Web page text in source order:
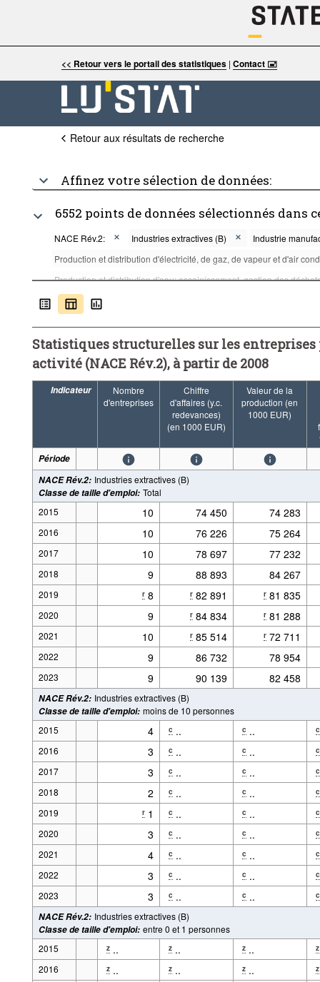
<< Retour vers le portail des statistiques |Contact 🖃
Retour aux résultats de recherche
Affinez votre sélection de données:
6552 points de données sélectionnés dans
NACE Rév.2: Industries extractives (B)
Industrie
Production et distribution d'électricité, de gaz, de vapeur et d'air
Production et distribution d'eau; assainissement, gestion des
Commerce; réparation d'automobiles et de motocycles (G)
Activités spécialisées, scientifiques et techniques (M)
Réparation d'ordinateurs et de biens personnels et domestiques
Fréquence:
Annuelle Période:
Début: 2015
Supprimer tout
Statistiques structurelles sur les entreprises
activité (NACE Rév.2), à partir de 2008
Indicateur
Nombre
d'entreprises
Chiffre
d'affaires (y.c.
redevances)
(en 1000 EUR)
Valeur de la
production (en
1000 EUR)
Période
NACE Rév.2: Industries extractives (B)
Classe de taille d'emploi: Total
2015
10 74 450 74 283
2016 10 76 226 75 264
2017 10 78 697 77 232
2018 9 88 893 84 267
2019 r 8 r 82 891 r 81 835
2020 9 r 84 834 r 81 288
2021 10 r 85 514 r 72 711
2022 9 86 732 78 954
2023 9 90 139 82 458
NACE Rév.2: Industries extractives (B)
Classe de taille d'emploi: moins de 10 personnes
2015
4 c .. c .. c
2016 3 c .. c .. c
2017 3 c .. c .. c
2018 2 c .. c .. c
2019 r 1 c .. c .. c
2020 3 c .. c .. c
2021 4 c .. c .. c
2022 3 c .. c .. c
2023 3 c .. c .. c
NACE Rév.2: Industries extractives (B)
Classe de taille d'emploi: entre 0 et 1 personnes
2015
z .. z .. z .. z
2016 z .. z .. z .. z